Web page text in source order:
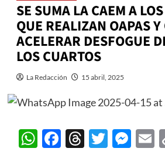
SE SUMA LA CAEM A
QUE REALIZAN OAPAS
ACELERAR DESFOGUE
LOS CUARTOS
La Redacción 15 abril, 2025
WhatsApp
Facebook
Threads